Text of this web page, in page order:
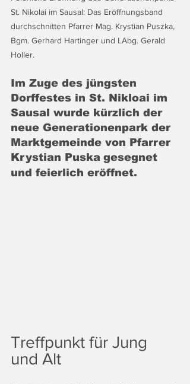
St. Nikolai im Sausal: Das Eröffnungsband
durchschnitten Pfarrer Mag. Krystian Puszka,
Bgm. Gerhard Hartinger und LAbg. Gerald
Holler.
Im Zuge des jüngsten
Dorffestes in St. Nikloai im
Sausal wurde kürzlich der
neue Generationenpark der
Marktgemeinde von Pfarrer
Krystian Puska gesegnet
und feierlich eröffnet.
Treffpunkt für Jung
und Alt